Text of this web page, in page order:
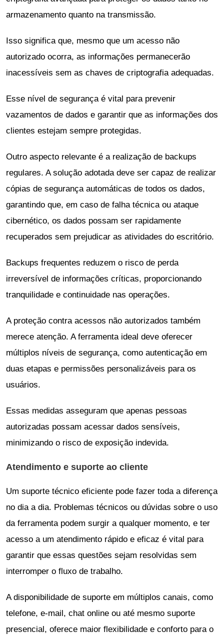
armazenamento quanto na transmissão.
Isso significa que, mesmo que um acesso não
autorizado ocorra, as informações permanecerão
inacessíveis sem as chaves de criptografia adequadas.
Esse nível de segurança é vital para prevenir
vazamentos de dados e garantir que as informações dos
clientes estejam sempre protegidas.
Outro aspecto relevante é a realização de backups
regulares. A solução adotada deve ser capaz de realizar
cópias de segurança automáticas de todos os dados,
garantindo que, em caso de falha técnica ou ataque
cibernético, os dados possam ser rapidamente
recuperados sem prejudicar as atividades do escritório.
Backups frequentes reduzem o risco de perda
irreversível de informações críticas, proporcionando
tranquilidade e continuidade nas operações.
A proteção contra acessos não autorizados também
merece atenção. A ferramenta ideal deve oferecer
múltiplos níveis de segurança, como autenticação em
duas etapas e permissões personalizáveis para os
usuários.
Essas medidas asseguram que apenas pessoas
autorizadas possam acessar dados sensíveis,
minimizando o risco de exposição indevida.
Atendimento e suporte ao cliente
Um suporte técnico eficiente pode fazer toda a diferença
no dia a dia. Problemas técnicos ou dúvidas sobre o uso
da ferramenta podem surgir a qualquer momento, e ter
acesso a um atendimento rápido e eficaz é vital para
garantir que essas questões sejam resolvidas sem
interromper o fluxo de trabalho.
A disponibilidade de suporte em múltiplos canais, como
telefone, e-mail, chat online ou até mesmo suporte
presencial, oferece maior flexibilidade e conforto para o